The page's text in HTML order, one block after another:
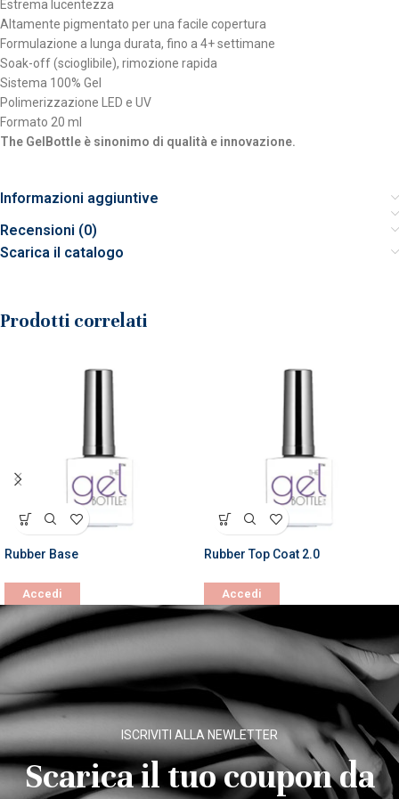
Estrema lucentezza
Altamente pigmentato per una facile copertura
Formulazione a lunga durata, fino a 4+ settimane
Soak-off (scioglibile), rimozione rapida
Sistema 100% Gel
Polimerizzazione LED e UV
Formato 20 ml
The GelBottle è sinonimo di qualità e innovazione.
Informazioni aggiuntive
Recensioni (0)
Scarica il catalogo
Prodotti correlati
Rubber Base
Accedi
Rubber Top Coat 2.0
Accedi
ISCRIVITI ALLA NEWLETTER
Scarica il tuo coupon da